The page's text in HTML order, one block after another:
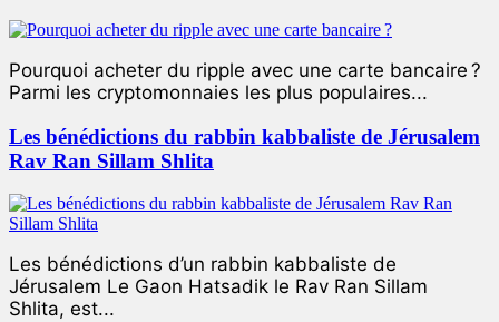
Pourquoi acheter du ripple avec une carte bancaire ?
Parmi les cryptomonnaies les plus populaires...
Les bénédictions du rabbin kabbaliste de Jérusalem
Rav Ran Sillam Shlita
Les bénédictions d’un rabbin kabbaliste de
Jérusalem Le Gaon Hatsadik le Rav Ran Sillam
Shlita, est...